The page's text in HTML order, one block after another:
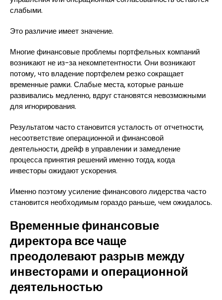
слабыми.
Это различие имеет значение.
Многие финансовые проблемы портфельных компаний
возникают не из-за некомпетентности. Они возникают
потому, что владение портфелем резко сокращает
временные рамки. Слабые места, которые раньше
развивались медленно, вдруг становятся невозможными
для игнорирования.
Результатом часто становится усталость от отчетности,
несоответствие операционной и финансовой
деятельности, дрейф в управлении и замедление
процесса принятия решений именно тогда, когда
инвесторы ожидают ускорения.
Именно поэтому усиление финансового лидерства часто
становится необходимым гораздо раньше, чем ожидалось.
Временные финансовые
директора все чаще
преодолевают разрыв между
инвесторами и операционной
деятельностью